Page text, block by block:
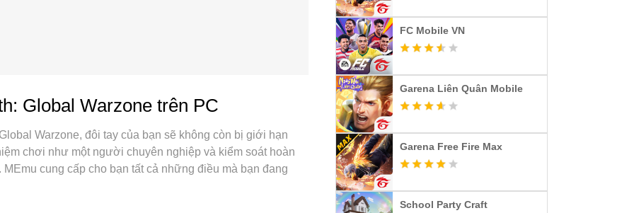
Global Warzone trên PC
Warzone, đôi tay của bạn sẽ không còn bị giới hạn
chơi như một người chuyên nghiệp và kiểm soát hoàn
cung cấp cho bạn tất cả những điều mà bạn đang
Warzone trên PC. Miễn là bạn muốn chơi, bởi nó
FC Mobile VN
Garena Liên Quân Mobile
Garena Free Fire Max
School Party Craft